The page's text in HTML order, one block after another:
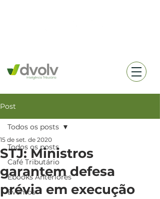
Post
Todos os posts
Café Tributário
Ebooks Anteriores
Eventos
Todos os posts
STJ: Ministros
garantem defesa
prévia em execução
15 de set. de 2020